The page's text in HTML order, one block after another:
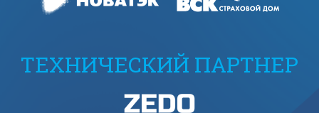
ТЕХНИЧЕСКИЙ ПАРТНЕР